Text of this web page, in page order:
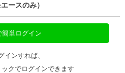
ースのみ）
簡単ログイン
インすれば、
クでログインできます